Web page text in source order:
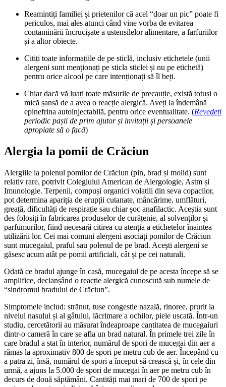
Reamintiți familiei și prietenilor că acel “doar un pic” poate fi
periculos, mai ales atunci când vine vorba de evitarea
contaminării încrucișate a ustensilelor alimentare, a farfuriilor
și a altor obiecte.
Citiți toate informațiile de pe sticlă, inclusiv etichetele (unii
alergeni sunt menționați pe sticla sticlei și nu pe etichetă)
pentru orice alcool pe care intenționați să îl beți.
Chiar dacă vă luați toate măsurile de precauție, există totuși o
mică șansă de a avea o reacție alergică. Aveți la îndemână
epinefrina autoinjectabilă, pentru orice eventualitate. (Revedeți
periodic pașii de prim ajutor și invitații și persoanele
apropiate să o facă)
Alergia la pomii de Crăciun
Alergiile la polenul pomilor de Crăciun (pin, brad și molid) sunt
relativ rare, potrivit Colegiului American de Alergologie, Astm și
Imunologie. Terpenii, compuși organici volatili din seva copacilor,
pot determina apariția de erupții cutanate, mâncărime, umflături,
greață, dificultăți de respirație sau chiar șoc anafilactic. Aceștia sunt
des folosiți în fabricarea produselor de curățenie, al solvenților și
parfumurilor, fiind necesară citirea cu atenția a etichetelor înaintea
utilizării lor. Cei mai comuni alergeni asociați pomilor de Crăciun
sunt mucegaiul, praful sau polenul de pe brad. Acești alergeni se
găsesc acum atât pe pomii artificiali, cât și pe cei naturali.
Odată ce bradul ajunge în casă, mucegaiul de pe acesta începe să se
amplifice, declanșând o reacție alergică cunoscută sub numele de
“sindromul bradului de Crăciun”.
Simptomele includ: strănut, tuse congestie nazală, rinoree, prurit la
nivelul nasului și al gâtului, lăcrimare a ochilor, piele uscată. Într-un
studiu, cercetătorii au măsurat îndeaproape cantitatea de mucegaiuri
dintr-o cameră în care se afla un brad natural. În primele trei zile în
care bradul a stat în interior, numărul de spori de mucegai din aer a
rămas la aproximativ 800 de spori pe metru cub de aer. Începând cu
a patra zi, însă, numărul de spori a început să crească și, în cele din
urmă, a ajuns la 5.000 de spori de mucegai în aer pe metru cub în
decurs de două săptămâni. Cantități mai mari de 700 de spori pe